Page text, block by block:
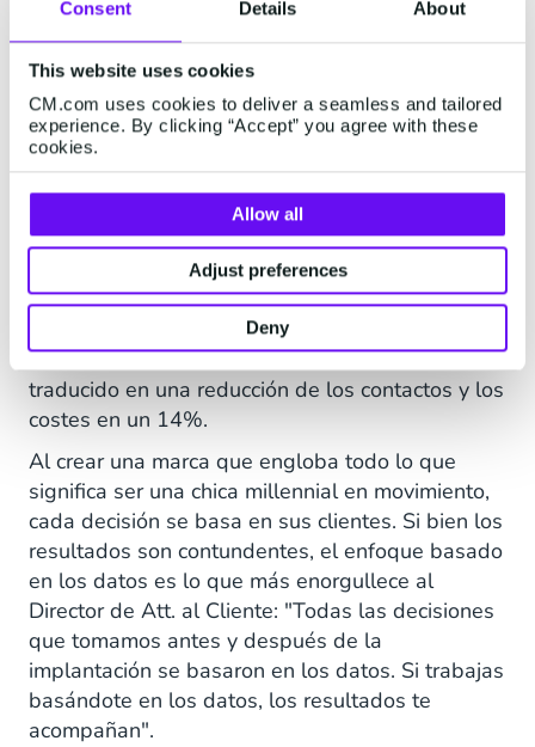
Consent Details About
This website uses cookies
CM.com uses cookies to deliver a seamless and tailored
experience. By clicking “Accept” you agree with these
cookies.
Allow all
Adjust preferences
Deny
Resultados
Durante las primeras semanas, el uso del
chatbot en la página de ayuda fue del 65%. En
11 meses, el uso del bot es del 80%. Esto se ha
traducido en una reducción de los contactos y los
costes en un 14%.
Al crear una marca que engloba todo lo que
significa ser una chica millennial en movimiento,
cada decisión se basa en sus clientes. Si bien los
resultados son contundentes, el enfoque basado
en los datos es lo que más enorgullece al
Director de Att. al Cliente: "Todas las decisiones
que tomamos antes y después de la
implantación se basaron en los datos. Si trabajas
basándote en los datos, los resultados te
acompañan".